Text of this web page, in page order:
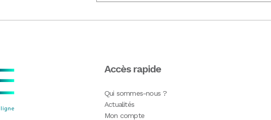
Accès rapide
Qui sommes-nous ?
Actualités
Mon compte